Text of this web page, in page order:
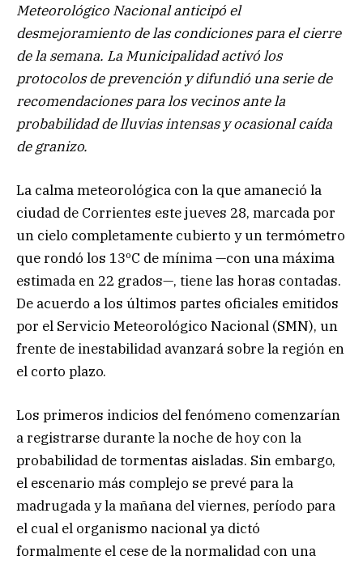
Meteorológico Nacional anticipó el
desmejoramiento de las condiciones para el cierre
de la semana. La Municipalidad activó los
protocolos de prevención y difundió una serie de
recomendaciones para los vecinos ante la
probabilidad de lluvias intensas y ocasional caída
de granizo.
La calma meteorológica con la que amaneció la
ciudad de Corrientes este jueves 28, marcada por
un cielo completamente cubierto y un termómetro
que rondó los 13ºC de mínima —con una máxima
estimada en 22 grados—, tiene las horas contadas.
De acuerdo a los últimos partes oficiales emitidos
por el Servicio Meteorológico Nacional (SMN), un
frente de inestabilidad avanzará sobre la región en
el corto plazo.
Los primeros indicios del fenómeno comenzarían
a registrarse durante la noche de hoy con la
probabilidad de tormentas aisladas. Sin embargo,
el escenario más complejo se prevé para la
madrugada y la mañana del viernes, período para
el cual el organismo nacional ya dictó
formalmente el cese de la normalidad con una